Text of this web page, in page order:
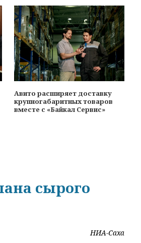
Авито расширяет доставку
крупногабаритных товаров
вместе с «Байкал Сервис»
сырого
НИА-Саха